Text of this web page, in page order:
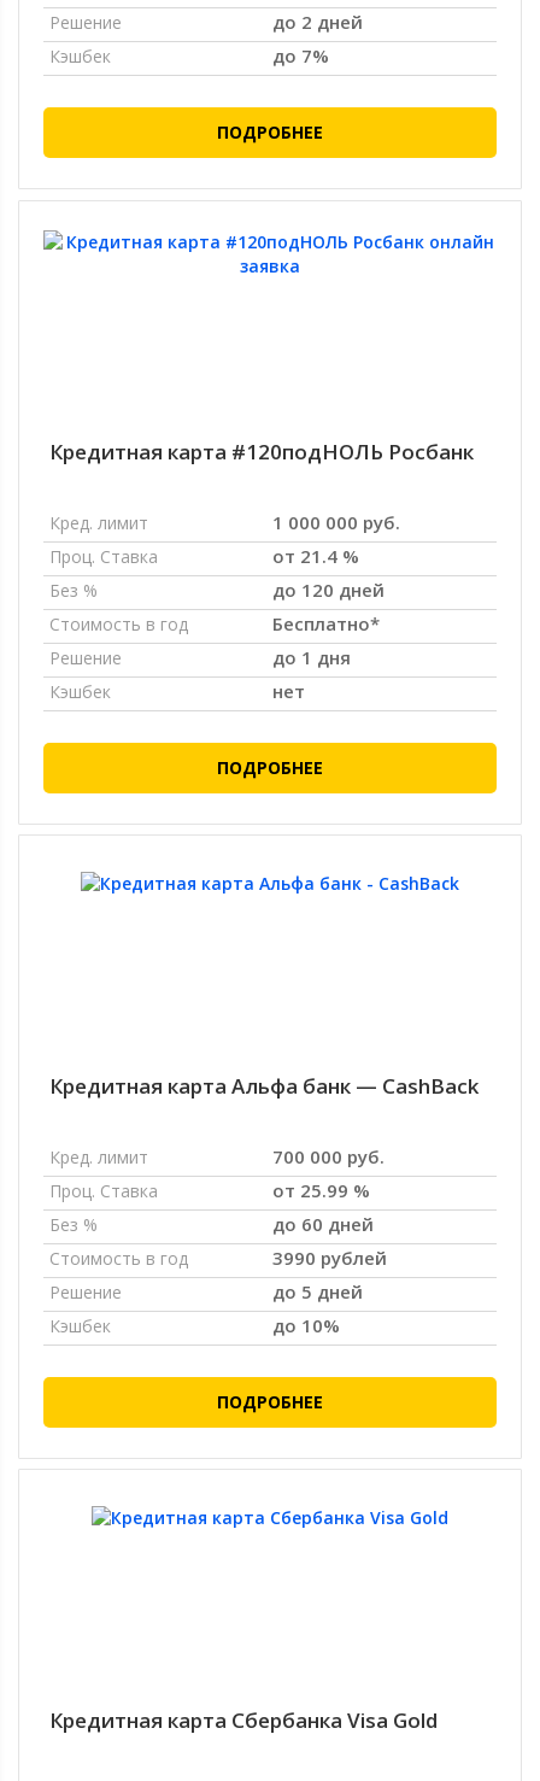
Решение до 2 дней
Кэшбек до 7%
ПОДРОБНЕЕ
Кредитная карта #120подНОЛЬ Росбанк
Кред. лимит 1 000 000 руб.
Проц. Ставка от 21.4 %
Без % до 120 дней
Стоимость в год Бесплатно*
Решение до 1 дня
Кэшбек нет
ПОДРОБНЕЕ
Кредитная карта Альфа банк — CashBack
Кред. лимит 700 000 руб.
Проц. Ставка от 25.99 %
Без % до 60 дней
Стоимость в год 3990 рублей
Решение до 5 дней
Кэшбек до 10%
ПОДРОБНЕЕ
Кредитная карта Сбербанка Visa Gold